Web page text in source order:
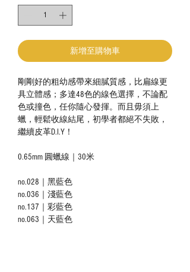
新增至購物車
剛剛好的粗幼感帶來細膩質感，比扁線更
具立體感；多達48色的線色選擇，不論配
色或撞色，任你隨心發揮。而且毋須上
蠟，輕鬆收線結尾，初學者都絕不失敗，
繼續皮革D.I.Y！
0.65mm 圓蠟線｜30米
no.028｜黑藍色
no.036｜淺藍色
no.137｜彩藍色
no.063｜天藍色